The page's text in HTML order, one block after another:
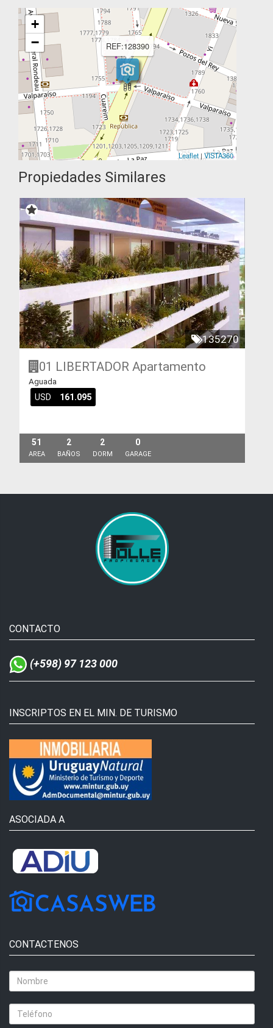
REF:128390
+
−
Leaflet | VISTA360
Propiedades Similares
135270
01 LIBERTADOR Apartamento
Aguada
USD 161.095
51
AREA
2
BAÑOS
2
DORM
0
GARAGE
CONTACTO
(+598) 97 123 000
INSCRIPTOS EN EL MIN. DE TURISMO
ASOCIADA A
CONTACTENOS